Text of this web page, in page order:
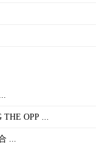
OPP ...
...